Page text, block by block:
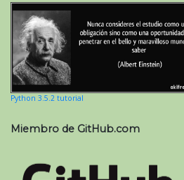
Python 3.5.2 tutorial
Miembro de GitHub.com